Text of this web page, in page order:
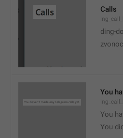
Calls
ding-
You
You
You